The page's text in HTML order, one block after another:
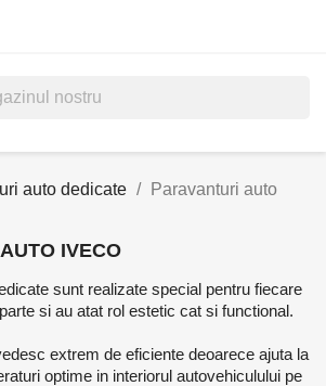
auto dedicate
Paravanturi auto
IVECO
sunt realizate special pentru fiecare
si au atat rol estetic cat si functional.
extrem de eficiente deoarece ajuta la
optime in interiorul autovehiculului pe